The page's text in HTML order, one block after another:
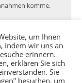
komme.
um Ihnen
indem wir uns an
erinnern.
erklären Sie sich
Sie
besuchen, um